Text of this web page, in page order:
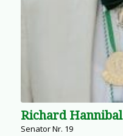
Richard Hannibal
Senator Nr. 19